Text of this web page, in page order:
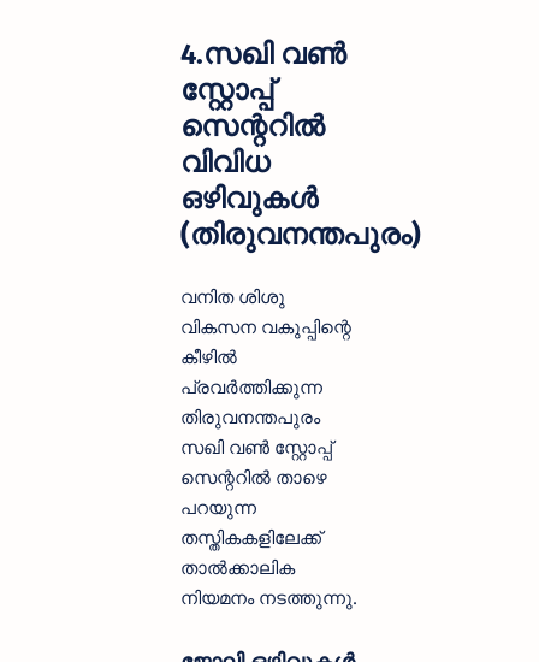
4.സഖി വൺ
സ്റ്റോപ്പ്
സെന്ററിൽ
വിവിധ
ഒഴിവുകൾ
(തിരുവനന്തപുരം)
വനിത ശിശു
വികസന വകുപ്പിന്റെ
കീഴിൽ
പ്രവർത്തിക്കുന്ന
തിരുവനന്തപുരം
സഖി വൺ സ്റ്റോപ്പ്
സെന്ററിൽ താഴെ
പറയുന്ന
തസ്തികകളിലേക്ക്
താൽക്കാലിക
നിയമനം നടത്തുന്നു.